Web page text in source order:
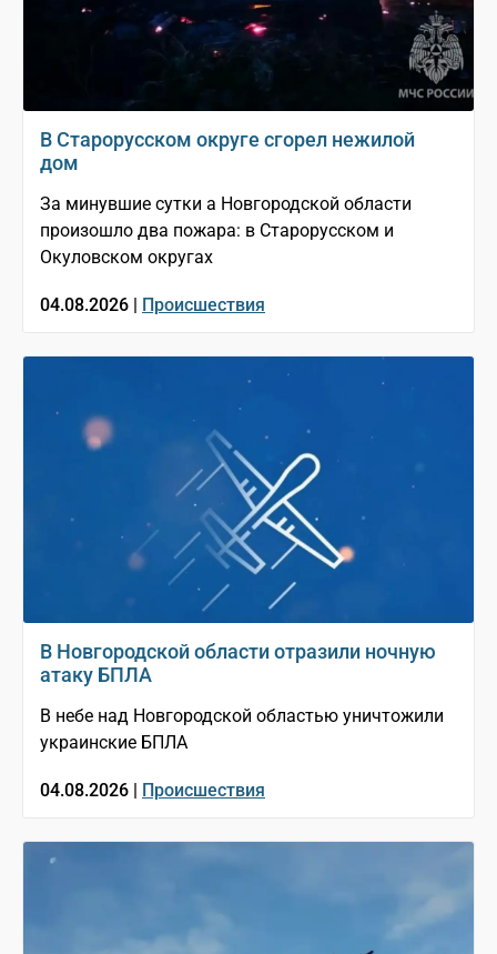
В Старорусском округе сгорел нежилой
дом
За минувшие сутки а Новгородской области
произошло два пожара: в Старорусском и
Окуловском округах
04.08.2026 | Происшествия
В Новгородской области отразили ночную
атаку БПЛА
В небе над Новгородской областью уничтожили
украинские БПЛА
04.08.2026 | Происшествия